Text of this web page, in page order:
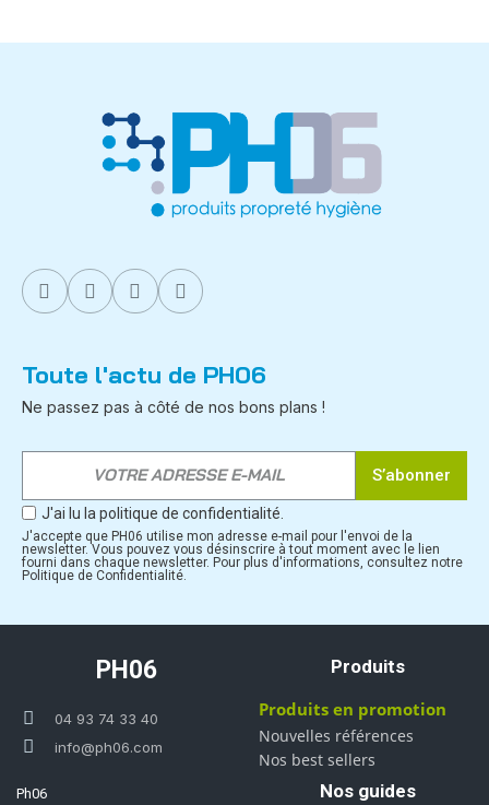
Toute l'actu de PH06
Ne passez pas à côté de nos bons plans !
S’abonner
J'ai lu la politique de confidentialité.
J'accepte que PH06 utilise mon adresse e-mail pour l'envoi de la
newsletter. Vous pouvez vous désinscrire à tout moment avec le lien
fourni dans chaque newsletter. Pour plus d'informations, consultez notre
Politique de Confidentialité.
PH06
04 93 74 33 40
info@ph06.com
Ph06
Produits
Produits en promotion
Nouvelles références
Nos best sellers
Nos guides